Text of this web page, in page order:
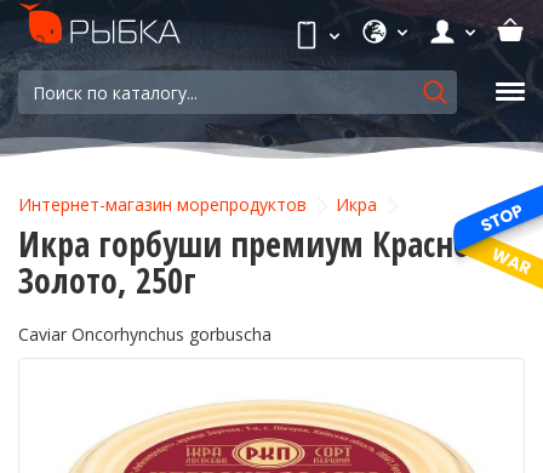
Интернет-магазин морепродуктов Икра
Икра горбуши премиум Красное
Золото, 250г
Caviar Oncorhynchus gorbuscha